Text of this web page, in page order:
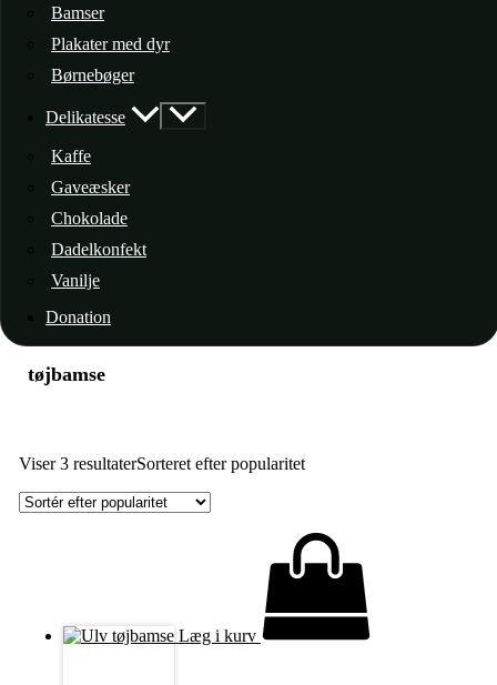
Bamser
Plakater med dyr
Børnebøger
Delikatesse
Kaffe
Gaveæsker
Chokolade
Dadelkonfekt
Vanilje
Donation
tøjbamse
Viser 3 resultaterSorteret efter popularitet
Læg i kurv